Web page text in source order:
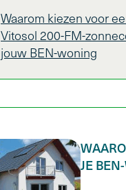
Waarom kiezen voor
Vitosol 200-FM-
jouw BEN-woning
JE